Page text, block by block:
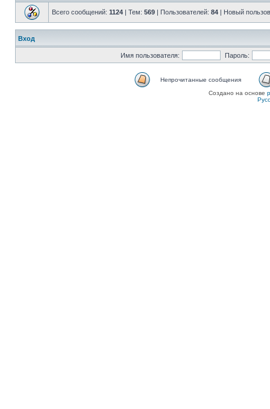
Всего сообщений: 1124 | Тем: 569 | Пользователей: 84 | Новый
Вход
Имя пользователя: Пароль:
Непрочитанные сообщения
Создано на основе